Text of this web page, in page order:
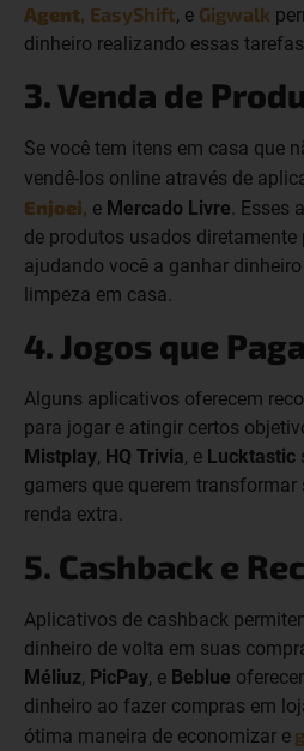
Agent EasyShift, e Gigwalk
dinheiro realizando essas
3. Venda de
Se você tem itens em casa que
vendê-los online através de
Enjoei, e Mercado Livre. Esses
de produtos usados diretamente
ajudando você a ganhar
limpeza em casa.
4. Jogos que
Alguns aplicativos oferecem
para jogar e atingir certos
Mistplay, HQ Trivia, e Lucktastic
gamers que querem
renda extra.
5. Cashback e
Aplicativos de cashback
dinheiro de volta em suas
Méliuz, PicPay, e Beblue
dinheiro ao fazer compras em
ótima maneira de economizar e